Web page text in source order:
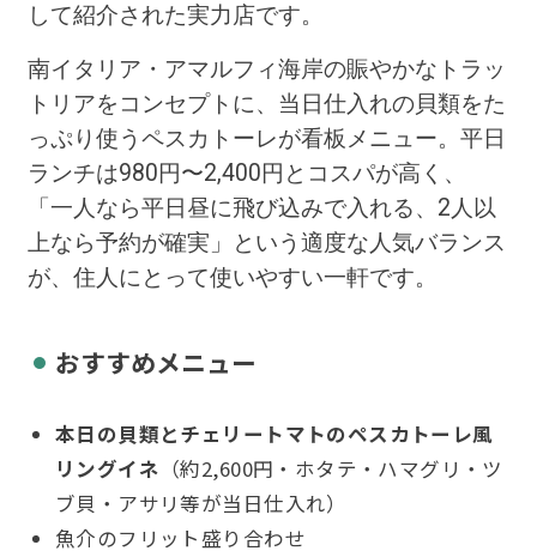
して紹介された実力店です。
南イタリア・アマルフィ海岸の賑やかなトラッ
トリアをコンセプトに、当日仕入れの貝類をた
っぷり使うペスカトーレが看板メニュー。平日
ランチは980円〜2,400円とコスパが高く、
「一人なら平日昼に飛び込みで入れる、2人以
上なら予約が確実」という適度な人気バランス
が、住人にとって使いやすい一軒です。
おすすめメニュー
本日の貝類とチェリートマトのペスカトーレ風
リングイネ （約2,600円・ホタテ・ハマグリ・ツ
ブ貝・アサリ等が当日仕入れ）
魚介のフリット盛り合わせ